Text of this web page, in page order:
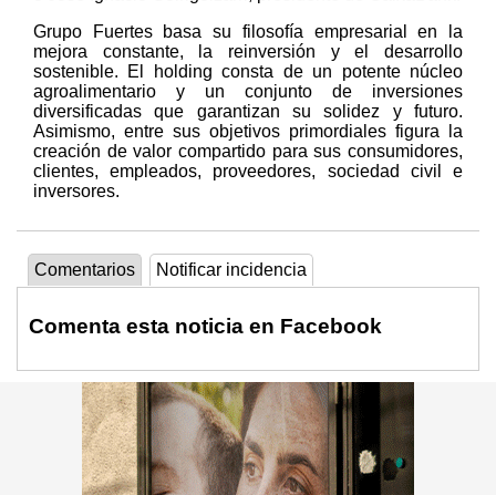
Grupo Fuertes basa su filosofía empresarial en la
mejora constante, la reinversión y el desarrollo
sostenible. El holding consta de un potente núcleo
agroalimentario y un conjunto de inversiones
diversificadas que garantizan su solidez y futuro.
Asimismo, entre sus objetivos primordiales figura la
creación de valor compartido para sus consumidores,
clientes, empleados, proveedores, sociedad civil e
inversores.
Comentarios Notificar incidencia
Comenta esta noticia en Facebook